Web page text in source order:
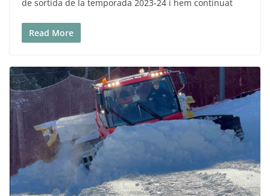
de sortida de la temporada 2023-24 i hem continuat
Read More